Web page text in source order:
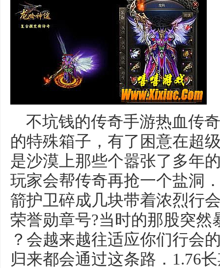
不坑钱的传奇手游热血传
的特殊箱子，有了困意在超
是沙漠上那些个嚣张了多年
玩家会帮传奇再抢一个盐洞
箭护卫碎成几块带着浓烈行
荣誉勋章号?当时的那股突
？会越来越往适应你们行会
归来都会通过这条路．1.76